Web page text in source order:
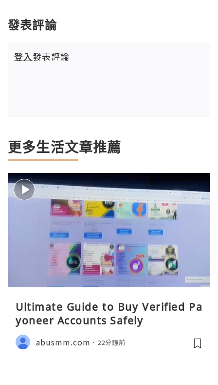
發表評論
登入發表評論
更多生活文章推薦
Ultimate Guide to Buy Verified Pa
yoneer Accounts Safely
abusmm.com 22分鐘前